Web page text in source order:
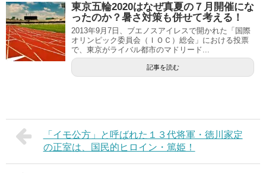
東京五輪2020はなぜ真夏の７月開催にな
ったのか？暑さ対策も併せて考える！
2013年9月7日、ブエノスアイレスで開かれた「国際
オリンピック委員会（ＩＯＣ）総会」における投票
で、東京がライバル都市のマドリード...
記事を読む
「イモ公方」と呼ばれた１３代将軍・徳川家定
の正室は、国民的ヒロイン・篤姫！